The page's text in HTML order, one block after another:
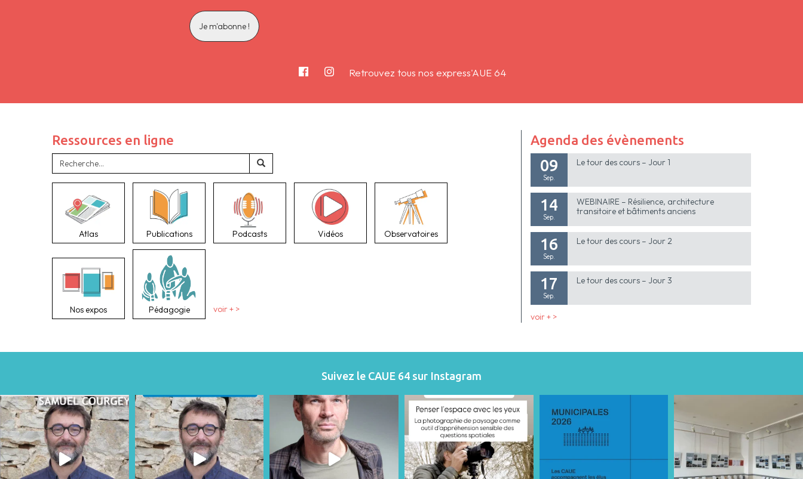
Retrouvez tous nos express'AUE 64
Ressources en ligne
Atlas Publications Podcasts Vidéos Observatoires
Nos expos Pédagogie voir + >
Agenda des évènements
09
Sep.
Le tour des cours – Jour 1
14
Sep.
WEBINAIRE – Résilience, architecture
transitoire et bâtiments anciens
16
Sep.
Le tour des cours – Jour 2
17
Sep.
Le tour des cours – Jour 3
voir + >
Suivez le CAUE 64 sur Instagram